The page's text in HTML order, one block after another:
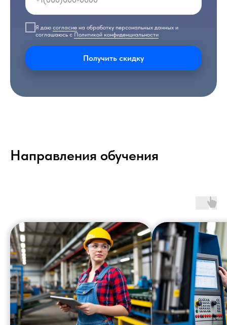
Я даю согласие на обработку персональных данных и
соглашаюсь с Политикой конфиденциальности
Получить скидку
Направления обучения